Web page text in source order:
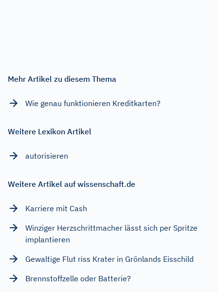
Mehr Artikel zu diesem Thema
Wie genau funktionieren Kreditkarten?
Weitere Lexikon Artikel
autorisieren
Weitere Artikel auf wissenschaft.de
Karriere mit Cash
Winziger Herzschrittmacher lässt sich per Spritze
implantieren
Gewaltige Flut riss Krater in Grönlands Eisschild
Brennstoffzelle oder Batterie?